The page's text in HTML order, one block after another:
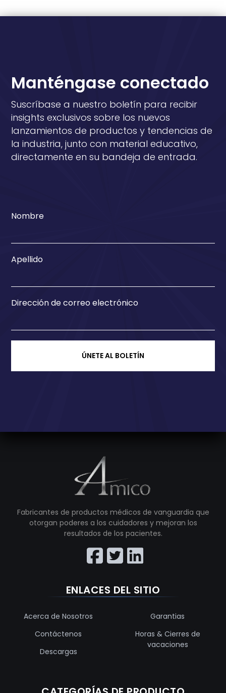
Manténgase conectado
Suscríbase a nuestro boletín para recibir
insights exclusivos sobre los nuevos
lanzamientos de productos y tendencias de
la industria, junto con material educativo,
directamente en su bandeja de entrada.
Nombre
Apellido
Dirección de correo electrónico
ÚNETE AL BOLETÍN
Fabricantes de productos médicos de vanguardia que
otorgan poderes a los cuidadores y mejoran los
resultados de los pacientes.
ENLACES DEL SITIO
Acerca de Nosotros
Contáctenos
Descargas
Garantias
Horas & Cierres de
vacaciones